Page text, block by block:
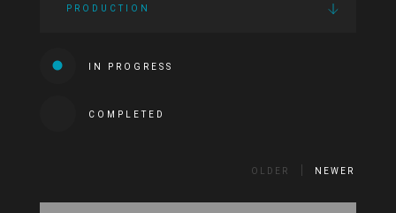
PRODUCTION
IN PROGRESS
COMPLETED
OLDER NEWER